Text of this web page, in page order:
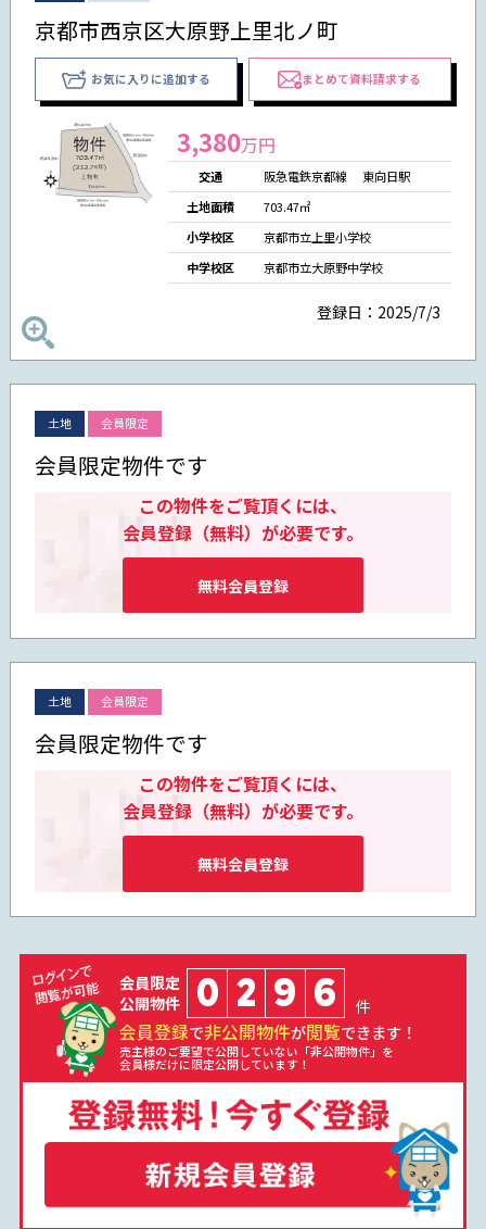
京都市西京区大原野上里北ノ町
お気に入りに追加する まとめて資料請求する
3,380万円
交通
阪急電鉄京都線 東向日駅
土地面積
703.47㎡
小学校区
京都市立上里小学校
中学校区
京都市立大原野中学校
登録日：2025/7/3
土地 会員限定
会員限定物件です
この物件をご覧頂くには、
会員登録（無料）が必要です。
無料会員登録
土地 会員限定
会員限定物件です
この物件をご覧頂くには、
会員登録（無料）が必要です。
無料会員登録
会員限定
公開物件
0 2 9 6 件
会員登録で非公開物件が閲覧できます！
売主様のご要望で公開していない「非公開物件」を
会員様だけに限定公開しています！